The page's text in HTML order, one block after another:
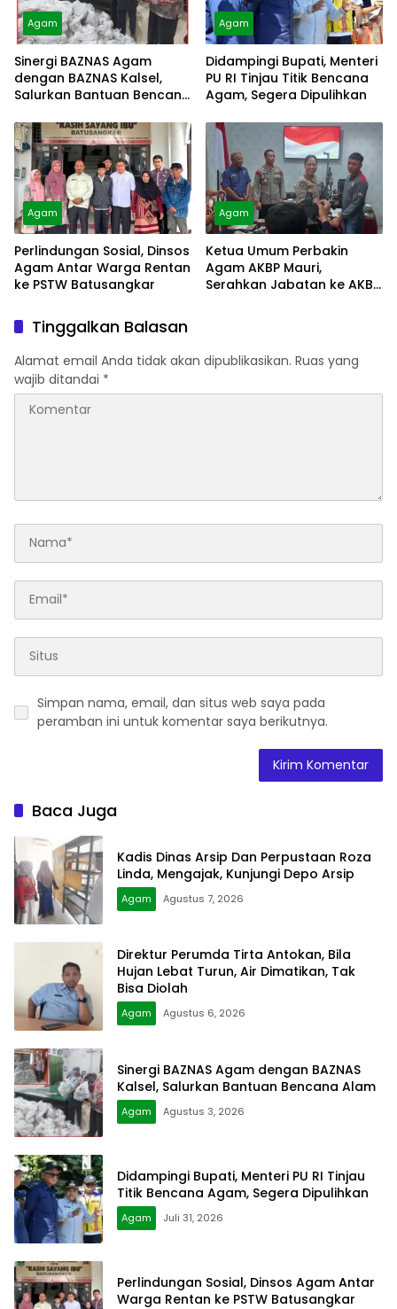
Agam
Sinergi BAZNAS Agam
dengan BAZNAS Kalsel,
Salurkan Bantuan Bencana
Agam
Didampingi Bupati, Menteri
PU RI Tinjau Titik Bencana
Agam, Segera Dipulihkan
Agam
Perlindungan Sosial, Dinsos
Agam Antar Warga Rentan
ke PSTW Batusangkar
Agam
Ketua Umum Perbakin
Agam AKBP Mauri,
Serahkan Jabatan ke AKBP
Tinggalkan Balasan
Alamat email Anda tidak akan dipublikasikan. Ruas yang
wajib ditandai *
Simpan nama, email, dan situs web saya pada
peramban ini untuk komentar saya berikutnya.
Baca Juga
Kadis Dinas Arsip Dan Perpustaan Roza
Linda, Mengajak, Kunjungi Depo Arsip
Agam Agustus 7, 2026
Direktur Perumda Tirta Antokan, Bila
Hujan Lebat Turun, Air Dimatikan, Tak
Bisa Diolah
Agam Agustus 6, 2026
Sinergi BAZNAS Agam dengan BAZNAS
Kalsel, Salurkan Bantuan Bencana Alam
Agam Agustus 3, 2026
Didampingi Bupati, Menteri PU RI Tinjau
Titik Bencana Agam, Segera Dipulihkan
Agam Juli 31, 2026
Perlindungan Sosial, Dinsos Agam Antar
Warga Rentan ke PSTW Batusangkar